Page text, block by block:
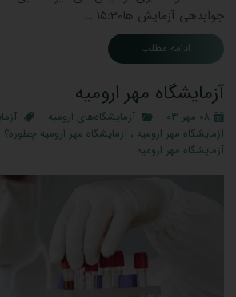
جوابدهی آزمایش ‌ها15:30 …
ادامه مطلب
آزمایشگاه مهر ارومیه
۰۸ مهر ۰۳ آزمایشگاه‌های ارومیه
آزمایشگاه مهر ارومیه ، آزمایشگاه مهر ارومیه چطوره؟
آزمایشگاه مهر ارومیه